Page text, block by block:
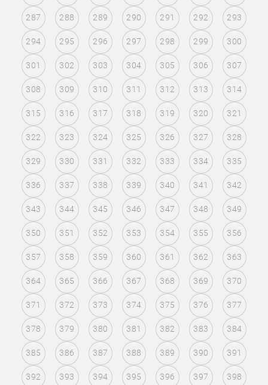
287 288 289 290 291 292 293
294 295 296 297 298 299 300
301 302 303 304 305 306 307
308 309 310 311 312 313 314
315 316 317 318 319 320 321
322 323 324 325 326 327 328
329 330 331 332 333 334 335
336 337 338 339 340 341 342
343 344 345 346 347 348 349
350 351 352 353 354 355 356
357 358 359 360 361 362 363
364 365 366 367 368 369 370
371 372 373 374 375 376 377
378 379 380 381 382 383 384
385 386 387 388 389 390 391
392 393 394 395 396 397 398